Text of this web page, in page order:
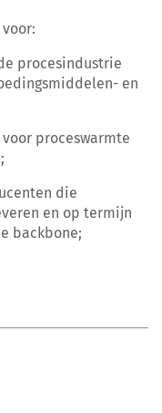
procesindustrie
en
proceswarmte
die
en op termijn
backbone;